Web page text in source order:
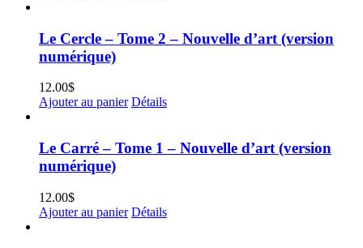
Le Cercle – Tome 2 – Nouvelle d’art (version
numérique)
12.00$
Ajouter au panier Détails
Le Carré – Tome 1 – Nouvelle d’art (version
numérique)
12.00$
Ajouter au panier Détails